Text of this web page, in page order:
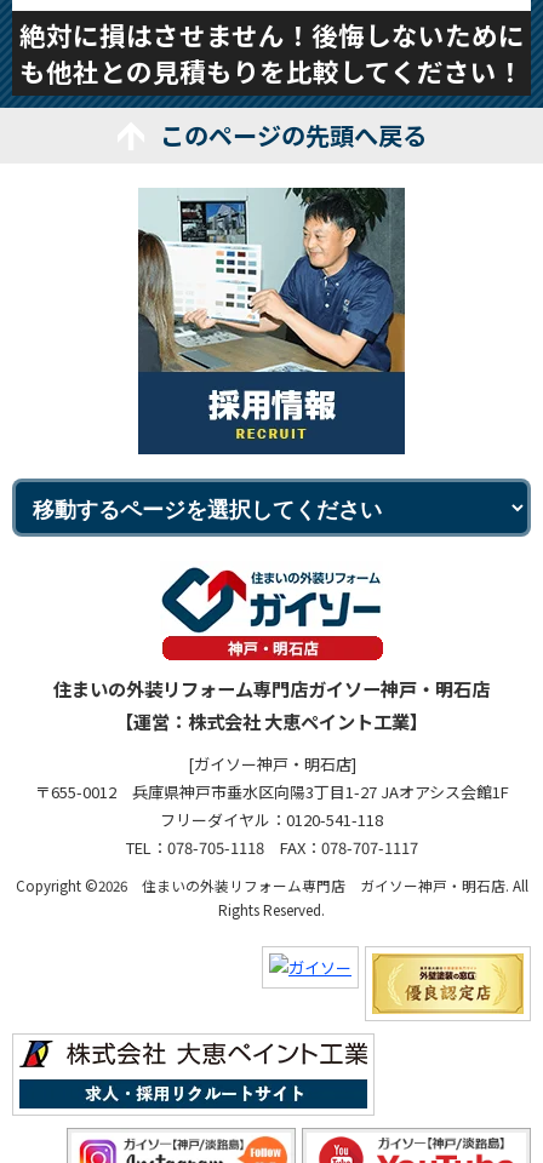
絶対に損はさせません！後悔しないために
も他社との見積もりを比較してください！
このページの先頭へ戻る
住まいの外装リフォーム専門店ガイソー神戸・明石店
【運営：株式会社 大恵ペイント工業】
[ガイソー神戸・明石店]
〒655-0012 兵庫県神戸市垂水区向陽3丁目1-27 JAオアシス会館1F
フリーダイヤル：0120-541-118
TEL：078-705-1118 FAX：078-707-1117
Copyright ©2026 住まいの外装リフォーム専門店 ガイソー神戸・明石店. All
Rights Reserved.